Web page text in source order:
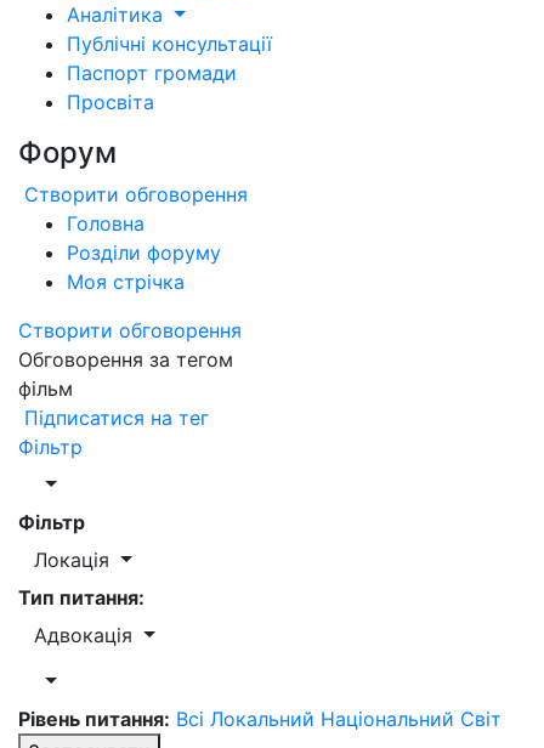
Аналітика
Публічні консультації
Паспорт громади
Просвіта
Форум
Створити обговорення
Головна
Розділи форуму
Моя стрічка
Створити обговорення
Обговорення за тегом
фільм
Підписатися на тег
Фільтр
Фільтр
Локація
Тип питання:
Адвокація
Рівень питання: Всі Локальний Національний Світ